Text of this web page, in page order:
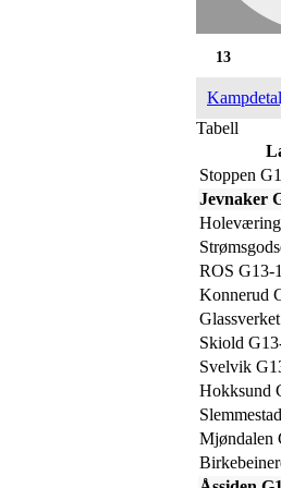
13
Tabell
Stoppen
Jevnaker
ROS G13-1
Konnerud
Skiold
Svelvik
Hokksund
Mjøndalen